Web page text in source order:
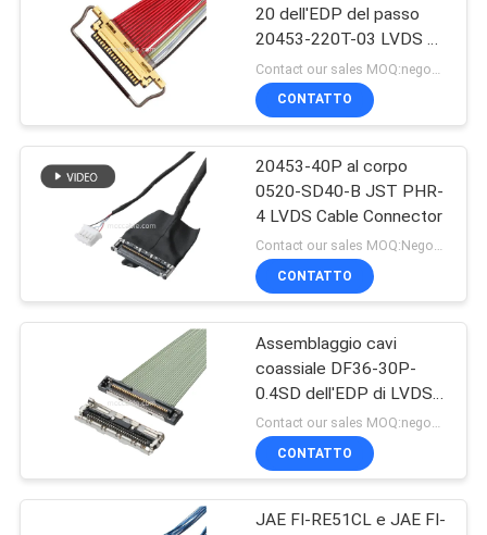
20 dell'EDP del passo
20453-220T-03 LVDS di
0.5mm
CONTATTO
20453-40P al corpo
0520-SD40-B JST PHR-
4 LVDS Cable Connector
Contact our sales MOQ:Negoziabile
CONTATTO
Assemblaggio cavi
coassiale DF36-30P-
0.4SD dell'EDP di LVDS il
micro ha personalizzato
la lunghezza
Contact our sales MOQ:negoziabile
CONTATTO
JAE FI-RE51CL e JAE FI-